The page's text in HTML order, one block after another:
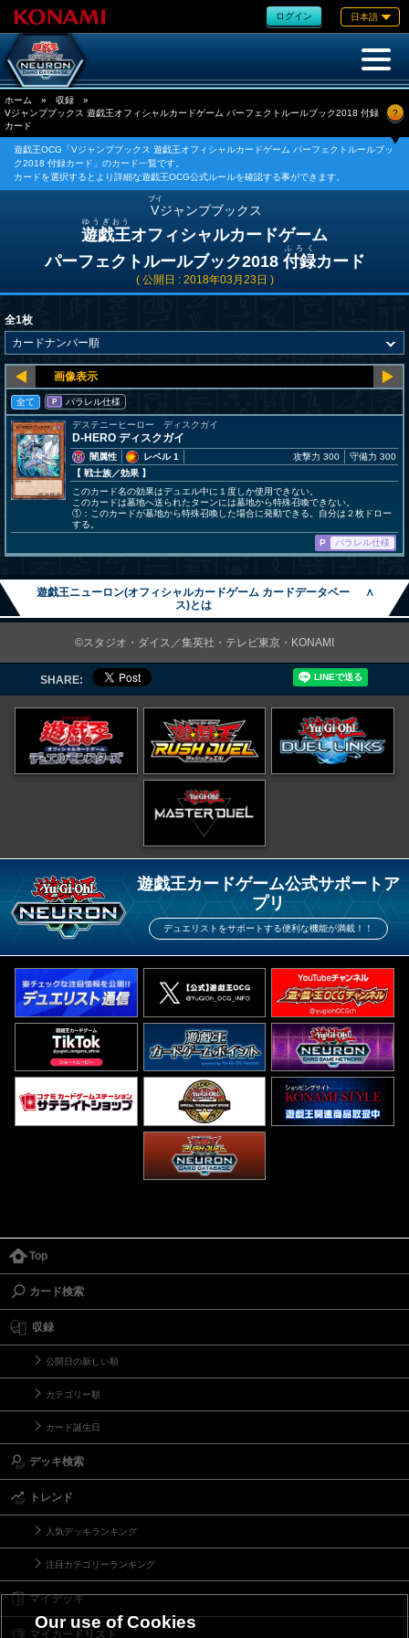
ログイン 日本語
ホーム » 収録
»
Vジャンプブックス 遊戯王オフィシャルカードゲーム パーフェクトルールブック2018 付録
カード
?
遊戯王OCG「Vジャンプブックス 遊戯王オフィシャルカードゲーム パーフェクトルールブッ
ク2018 付録カード」のカード一覧です。
カードを選択するとより詳細な遊戯王OCG公式ルールを確認する事ができます。
V
ブイ
ジャンプブックス
遊戯王
ゆうぎおう
オフィシャルカードゲーム
パーフェクトルールブック2018付録
ふろく
カード
( 公開日 : 2018年03月23日 )
全1枚
全て P パラレル仕様
デステニーヒーロー ディスクガイ
D-HERO ディスクガイ
闇属性
レベル 1
【 戦士族／効果 】
攻撃力 300 守備力 300
このカード名の効果はデュエル中に１度しか使用できない。
このカードは墓地へ送られたターンには墓地から特殊召喚できない。
①：このカードが墓地から特殊召喚した場合に発動できる。自分は２枚ドロー
する。
P
パラレル仕様
遊戯王ニューロン(オフィシャルカードゲーム カードデータベー
ス)とは
∧
©スタジオ・ダイス／集英社・テレビ東京・KONAMI
SHARE:
遊戯王カードゲーム公式サポートア
プリ
デュエリストをサポートする便利な機能が満載！！
Top
カード検索
収録
公開日の新しい順
カテゴリー順
カード誕生日
デッキ検索
トレンド
人気デッキランキング
注目カテゴリーランキング
マイデッキ
マイカードリスト
Our use of Cookies